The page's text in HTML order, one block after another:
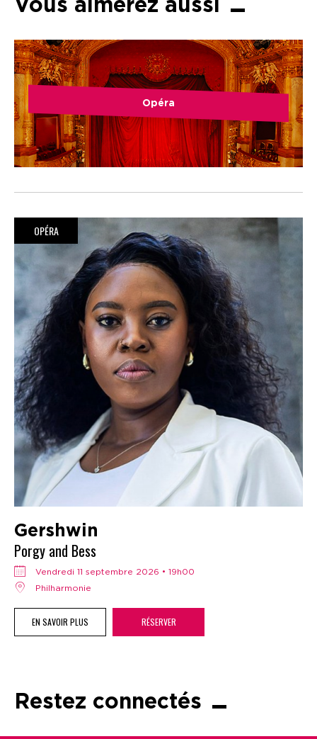
Vous aimerez aussi
Opéra
OPÉRA
Gershwin
Porgy and Bess
vendredi 11 septembre 2026 • 19h00
Philharmonie
EN SAVOIR PLUS RÉSERVER
Restez connectés